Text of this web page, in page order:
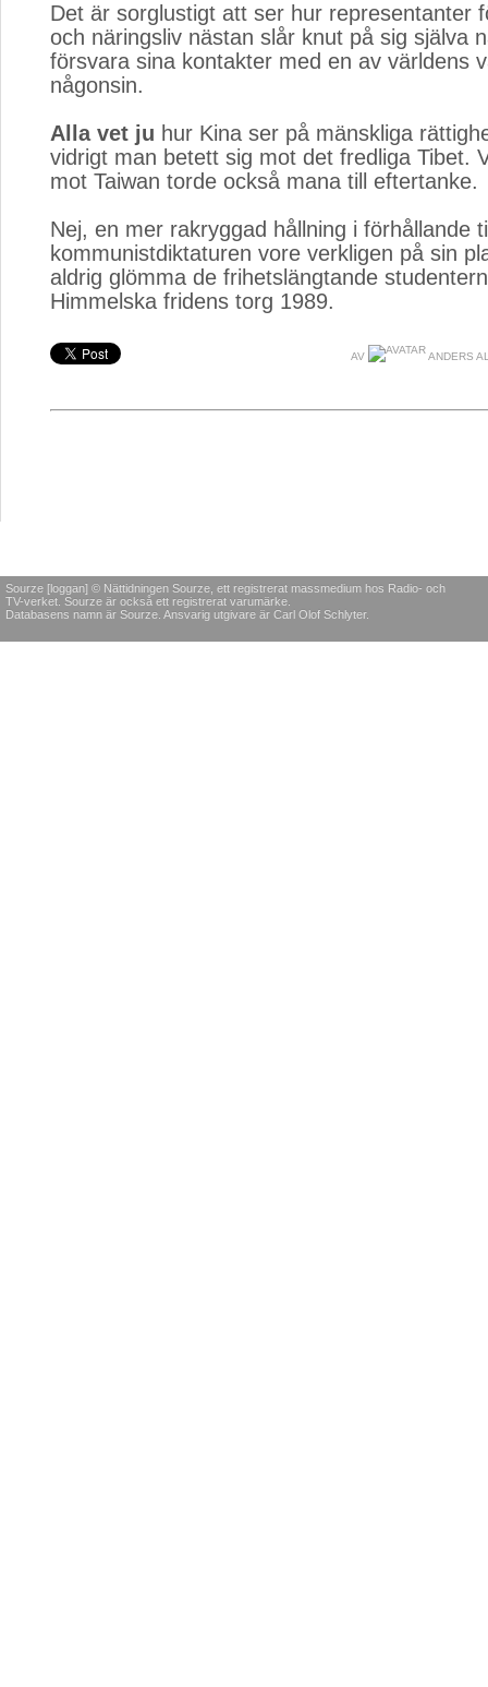
Det är sorglustigt att ser hur representanter
och näringsliv nästan slår knut på sig själva
försvara sina kontakter med en av världens
någonsin.
Alla vet ju hur Kina ser på mänskliga
vidrigt man betett sig mot det fredliga Tibet.
mot Taiwan torde också mana till eftertanke.
Nej, en mer rakryggad hållning i förhållande
kommunistdiktaturen vore verkligen på sin
aldrig glömma de frihetslängtande
Himmelska fridens torg 1989.
AV ANDERS
Sourze [loggan] © Nättidningen Sourze, ett registrerat massmedium hos Radio- och
TV-verket. Sourze är också ett registrerat varumärke.
Databasens namn är Sourze. Ansvarig utgivare är Carl Olof Schlyter.